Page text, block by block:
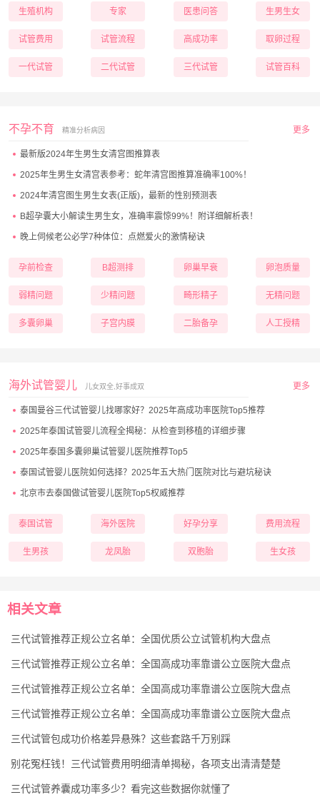
生殖机构 专家 医患问答 生男生女
试管费用 试管流程 高成功率 取卵过程
一代试管 二代试管 三代试管 试管百科
不孕不育 精准分析病因 更多
最新版2024年生男生女清宫图推算表
2025年生男生女清宫表参考：蛇年清宫图推算准确率100%！
2024年清宫图生男生女表(正版)，最新的性别预测表
B超孕囊大小解读生男生女，准确率震惊99%！附详细解析表！
晚上伺候老公必学7种体位：点燃爱火的激情秘诀
孕前检查 B超测排 卵巢早衰 卵泡质量
弱精问题 少精问题 畸形精子 无精问题
多囊卵巢 子宫内膜 二胎备孕 人工授精
海外试管婴儿 儿女双全,好事成双 更多
泰国曼谷三代试管婴儿找哪家好？2025年高成功率医院Top5推荐
2025年泰国试管婴儿流程全揭秘：从检查到移植的详细步骤
2025年泰国多囊卵巢试管婴儿医院推荐Top5
泰国试管婴儿医院如何选择？2025年五大热门医院对比与避坑秘诀
北京市去泰国做试管婴儿医院Top5权威推荐
泰国试管 海外医院 好孕分享 费用流程
生男孩 龙凤胎 双胞胎 生女孩
相关文章
三代试管推荐正规公立名单：全国优质公立试管机构大盘点
三代试管推荐正规公立名单：全国高成功率靠谱公立医院大盘点
三代试管推荐正规公立名单：全国高成功率靠谱公立医院大盘点
三代试管推荐正规公立名单：全国高成功率靠谱公立医院大盘点
三代试管包成功价格差异悬殊？这些套路千万别踩
别花冤枉钱！三代试管费用明细清单揭秘，各项支出清清楚楚
三代试管养囊成功率多少？看完这些数据你就懂了